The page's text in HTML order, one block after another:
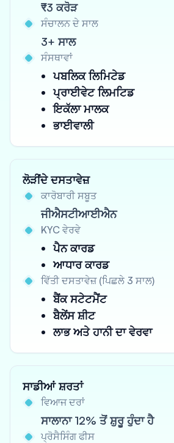
₹3 ਕਰੋੜ
ਸੰਚਾਲਨ ਦੇ ਸਾਲ
3+ ਸਾਲ
ਸੰਸਥਾਵਾਂ
ਪਬਲਿਕ ਲਿਮਿਟੇਡ
ਪ੍ਰਾਈਵੇਟ ਲਿਮਟਿਡ
ਇਕੱਲਾ ਮਾਲਕ
ਭਾਈਵਾਲੀ
ਲੋੜੀਂਦੇ ਦਸਤਾਵੇਜ਼
ਕਾਰੋਬਾਰੀ ਸਬੂਤ
ਜੀਐਸਟੀਆਈਐਨ
KYC ਵੇਰਵੇ
ਪੈਨ ਕਾਰਡ
ਆਧਾਰ ਕਾਰਡ
ਵਿੱਤੀ ਦਸਤਾਵੇਜ਼ (ਪਿਛਲੇ 3 ਸਾਲ)
ਬੈਂਕ ਸਟੇਟਮੈਂਟ
ਬੈਲੇਂਸ ਸ਼ੀਟ
ਲਾਭ ਅਤੇ ਹਾਨੀ ਦਾ ਵੇਰਵਾ
ਸਾਡੀਆਂ ਸ਼ਰਤਾਂ
ਵਿਆਜ ਦਰਾਂ
ਸਾਲਾਨਾ 12% ਤੋਂ ਸ਼ੁਰੂ ਹੁੰਦਾ ਹੈ
ਪ੍ਰੋਸੈਸਿੰਗ ਫੀਸ